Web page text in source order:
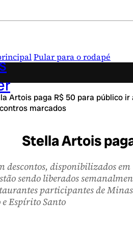
Pular para o rodapé
Artois paga R$ 50 para público ir
marcados
Stella Artois
descontos, disponibilizados em
sendo liberados
participantes de Minas
e Espírito Santo